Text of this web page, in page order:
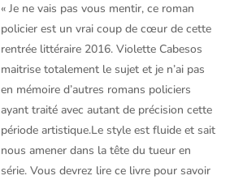
« Je ne vais pas vous mentir, ce roman
policier est un vrai coup de cœur de cette
rentrée littéraire 2016. Violette Cabesos
maitrise totalement le sujet et je n’ai pas
en mémoire d’autres romans policiers
ayant traité avec autant de précision cette
période artistique.Le style est fluide et sait
nous amener dans la tête du tueur en
série.Vous devrez lire ce livre pour savoir